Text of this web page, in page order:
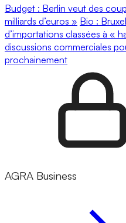
Budget : Berlin veut des
milliards d’euros » Bio :
d’importations classées à «
discussions commerciales
prochainement
AGRA Business